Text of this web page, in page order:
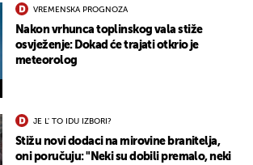
VREMENSKA PROGNOZA
Nakon vrhunca toplinskog vala stiže
osvježenje: Dokad će trajati otkrio je
meteorolog
JE L' TO IDU IZBORI?
Stižu novi dodaci na mirovine branitelja,
oni poručuju: "Neki su dobili premalo, neki